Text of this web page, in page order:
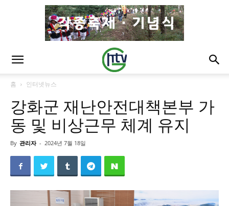
홈 인터넷뉴스
강화군 재난안전대책본부 가
동 및 비상근무 체계 유지
By 관리자 - 2024년 7월 18일